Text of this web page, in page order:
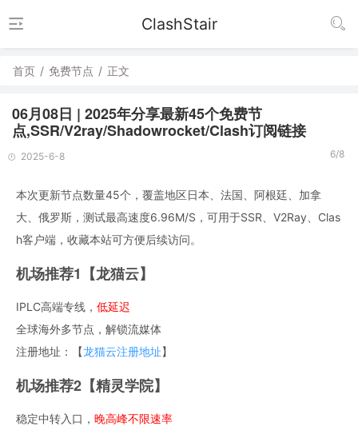
ClashStair
首页 / 免费节点 / 正文
06月08日 | 2025年分享最新45个免费节
点,SSR/V2ray/Shadowrocket/Clash订阅链接
2025-6-8 6/8
本次更新节点数量45个，覆盖地区日本、法国、阿根廷、加拿
大、俄罗斯，测试最高速度6.96M/S，可用于SSR、V2Ray、Clas
h客户端，收藏本站可方便后续访问。
机场推荐1【龙猫云】
IPLC高端专线， 低延迟
全球海外多节点，解锁流媒体
注册地址：【龙猫云注册地址】
机场推荐2【精灵学院】
稳定中转入口， 晚高峰不限速率